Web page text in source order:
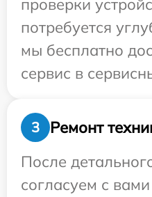
проверки
потребуется
мы бесплатно
сервис в
3
Ремонт
После
согласуем с